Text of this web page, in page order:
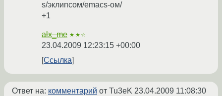
s/эклипсом/emacs-ом/
+1
alx_me ★★☆
23.04.2009 12:23:15 +00:00
Ссылка
Ответ на: комментарий от Tu3eK 23.04.2009 11:08:30